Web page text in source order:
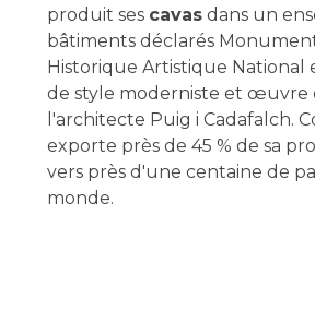
produit ses cavasdans un
bâtiments déclarés
Historique Artistique National
de style moderniste et œuvre
l'architecte Puig i Cadafalch.
exporte près de 45 % de sa
vers près d'une centaine de
monde.